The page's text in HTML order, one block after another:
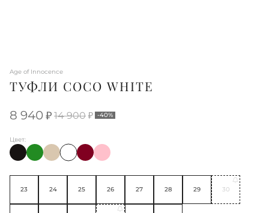
Age of Innocence
ТУФЛИ COCO WHITE
8 940 14 900 -40%
Цвет:
23 24 25 26 27 28 29 30